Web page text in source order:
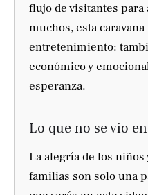
flujo de visitantes para
muchos, esta
entretenimiento:
económico y
esperanza.
Lo que no se vio
La alegría de los
familias son solo una